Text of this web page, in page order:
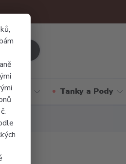
Tanky a Pody